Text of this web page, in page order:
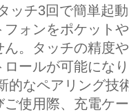
ッチ3回で簡単起
フォンをポケット
ん。タッチの精度
ロールが可能にな
的なペアリング技
ご使用際、充電ケ